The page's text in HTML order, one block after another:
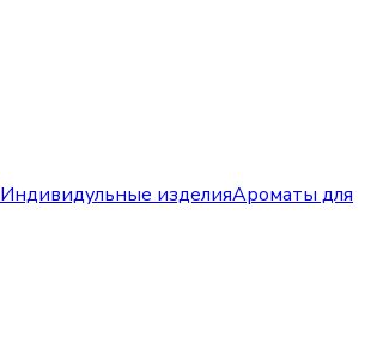
Индивидульные изделияАроматы для